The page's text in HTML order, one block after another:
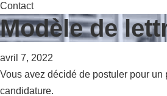
Contact
Modèle de
avril 7, 2022
Vous avez décidé de postuler pour
candidature.